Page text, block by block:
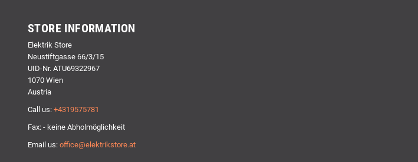
STORE INFORMATION
Elektrik Store
Neustiftgasse 66/3/15
UID-Nr. ATU69322967
1070 Wien
Austria
Call us: +4319575781
Fax: - keine Abholmöglichkeit
Email us: office@elektrikstore.at